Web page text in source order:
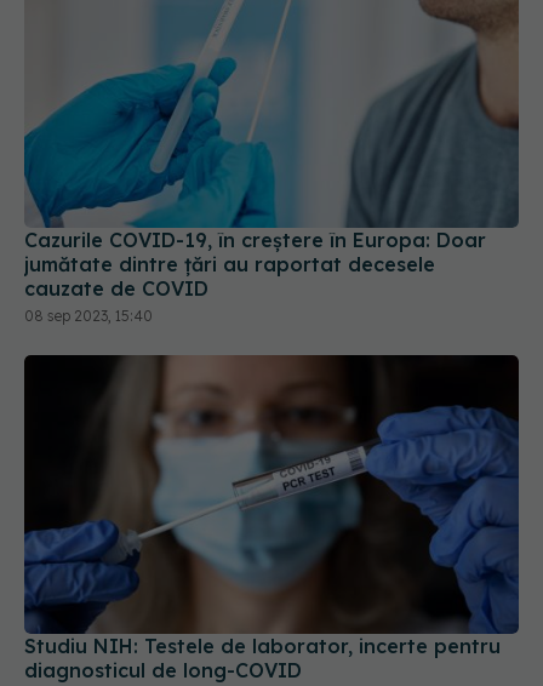
Cazurile COVID-19, în creștere în Europa: Doar
jumătate dintre țări au raportat decesele
cauzate de COVID
08 sep 2023, 15:40
Studiu NIH: Testele de laborator, incerte pentru
diagnosticul de long-COVID